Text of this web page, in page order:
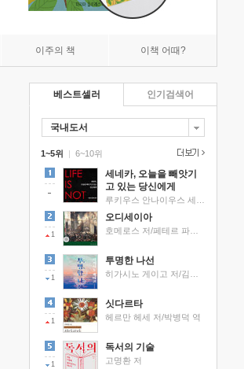
이주의 책 이책 어때?
베스트셀러
국내도서
1~5위 |
세네카, 오늘을 빼앗기
고 있는 당신에게
1
오디세이아
1
투명한 나선
1
싯다르타
헤르만 헤세 저/박병덕 역
1
독서의 기술
고명환 저
6~10위
인기검색어